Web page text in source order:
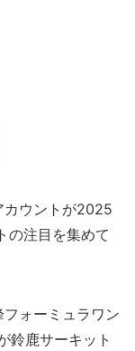
ウントが2025
の注目を集めて
ォーミュラワン
鈴鹿サーキット